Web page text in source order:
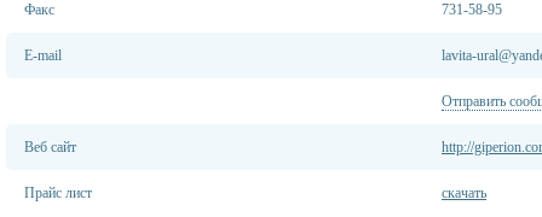
Факс 731-58-95
E-mail lavita-
Отправить
Веб сайт http://
Прайс лист скачать